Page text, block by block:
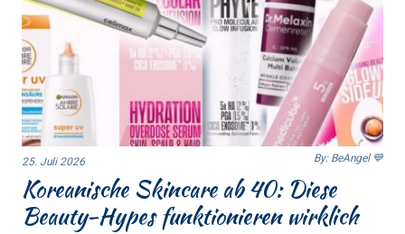
25. Juli 2026 By: BeAngel 💙
Koreanische Skincare ab 40: Diese
Beauty-Hypes funktionieren wirklich